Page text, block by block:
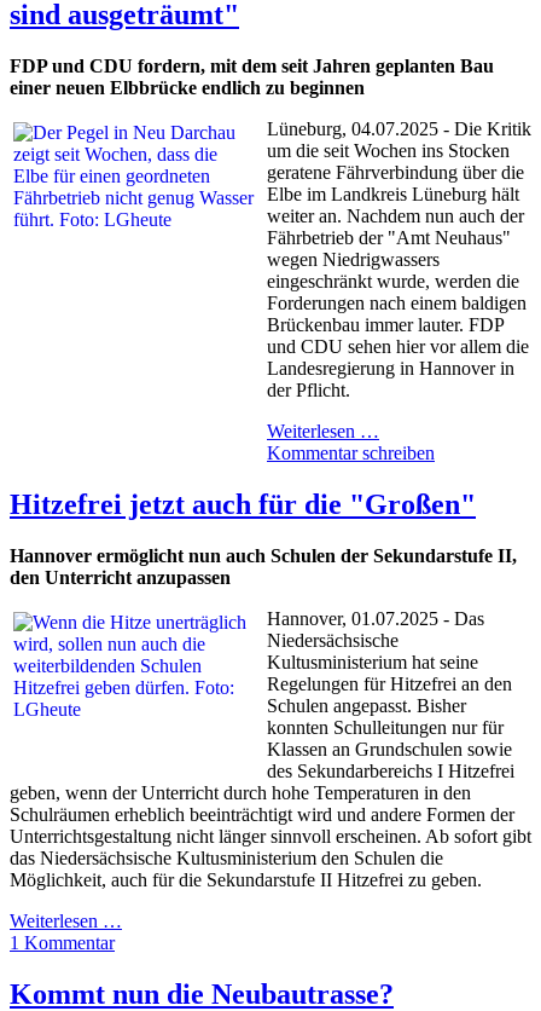
sind ausgeträumt"
FDP und CDU fordern, mit dem seit Jahren geplanten Bau
einer neuen Elbbrücke endlich zu beginnen
Lüneburg, 04.07.2025 - Die Kritik
um die seit Wochen ins Stocken
geratene Fährverbindung über die
Elbe im Landkreis Lüneburg hält
weiter an. Nachdem nun auch der
Fährbetrieb der "Amt Neuhaus"
wegen Niedrigwassers
eingeschränkt wurde, werden die
Forderungen nach einem baldigen
Brückenbau immer lauter. FDP
und CDU sehen hier vor allem die
Landesregierung in Hannover in
der Pflicht.
Weiterlesen …
Kommentar schreiben
Hitzefrei jetzt auch für die "Großen"
Hannover ermöglicht nun auch Schulen der Sekundarstufe II,
den Unterricht anzupassen
Hannover, 01.07.2025 - Das
Niedersächsische
Kultusministerium hat seine
Regelungen für Hitzefrei an den
Schulen angepasst. Bisher
konnten Schulleitungen nur für
Klassen an Grundschulen sowie
des Sekundarbereichs I Hitzefrei
geben, wenn der Unterricht durch hohe Temperaturen in den
Schulräumen erheblich beeinträchtigt wird und andere Formen der
Unterrichtsgestaltung nicht länger sinnvoll erscheinen. Ab sofort gibt
das Niedersächsische Kultusministerium den Schulen die
Möglichkeit, auch für die Sekundarstufe II Hitzefrei zu geben.
Weiterlesen …
1 Kommentar
Kommt nun die Neubautrasse?